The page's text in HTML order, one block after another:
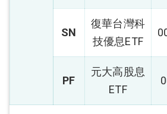
SN
復華台灣科
技優息ETF
PF
元大高股息
ETF